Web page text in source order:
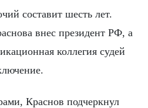
внес президент РФ, а
коллегия судей
Краснов подчеркнул